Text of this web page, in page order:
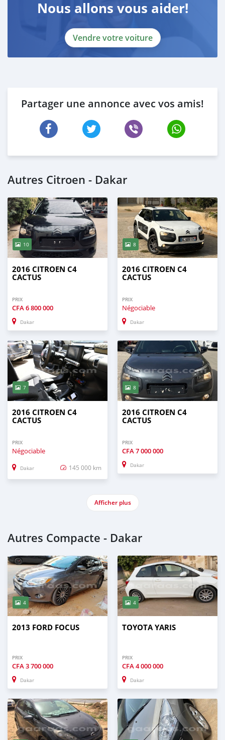
Nous allons vous aider!
Vendre votre voiture
Partager une annonce avec vos amis!
Autres Citroen - Dakar
10
2016 CITROEN C4
CACTUS
PRIX
CFA6 800 000
Dakar
8
2016 CITROEN C4
CACTUS
PRIX
Négociable
Dakar
7
2016 CITROEN C4
CACTUS
PRIX
Négociable
Dakar 145 000 km
8
2016 CITROEN C4
CACTUS
PRIX
CFA7 000 000
Dakar
Afficher plus
Autres Compacte - Dakar
4
2013 FORD FOCUS
PRIX
CFA3 700 000
Dakar
4
TOYOTA YARIS
PRIX
CFA4 000 000
Dakar